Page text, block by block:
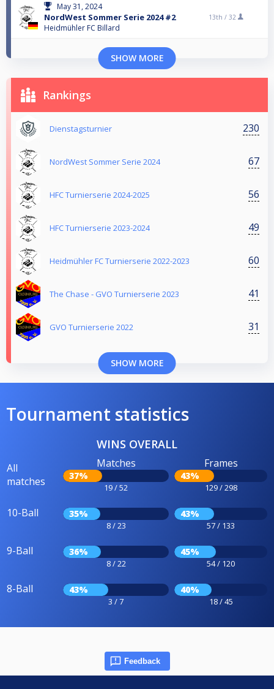
May 31, 2024
NordWest Sommer Serie 2024 #2
Heidmühler FC Billard
13th / 32
SHOW MORE
Rankings
Dienstagsturnier 230
NordWest Sommer Serie 2024 67
HFC Turnierserie 2024-2025 56
HFC Turnierserie 2023-2024 49
Heidmühler FC Turnierserie 2022-2023 60
The Chase - GVO Turnierserie 2023 41
GVO Turnierserie 2022 31
SHOW MORE
Tournament statistics
WINS OVERALL
All
matches
Matches
37%
19 / 52
Frames
43%
129 / 298
10-Ball 35%
8 / 23
43%
57 / 133
9-Ball 36%
8 / 22
45%
54 / 120
8-Ball 43%
3 / 7
40%
18 / 45
Feedback